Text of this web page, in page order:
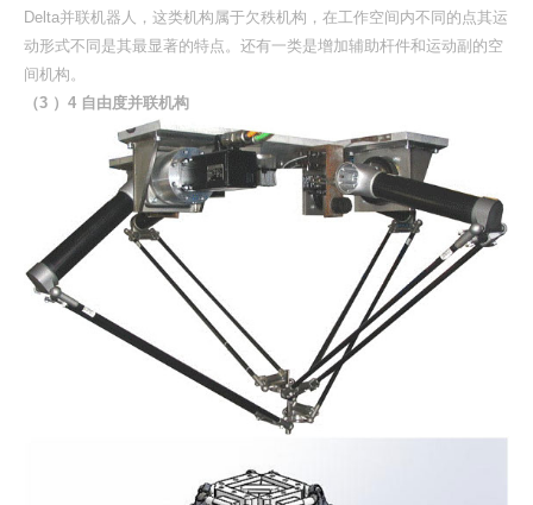
Delta并联机器人，这类机构属于欠秩机构，在工作空间内不同的点其运
动形式不同是其最显著的特点。还有一类是增加辅助杆件和运动副的空
间机构。
（3 ）4 自由度并联机构